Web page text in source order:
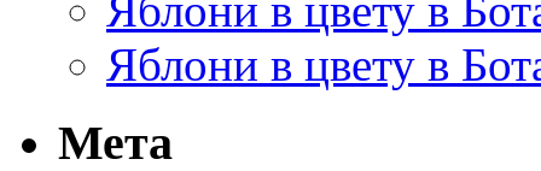
Яблони в цвету в
Мета